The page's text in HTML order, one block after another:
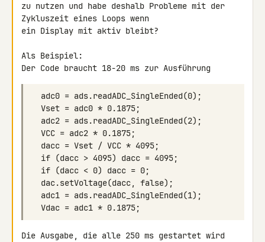
zu nutzen und habe deshalb Probleme mit der
Zykluszeit eines Loops wenn
ein Display mit aktiv bleibt?
Als Beispiel:
Der Code braucht 18-20 ms zur Ausführung
Die Ausgabe, die alle 250 ms gestartet wird